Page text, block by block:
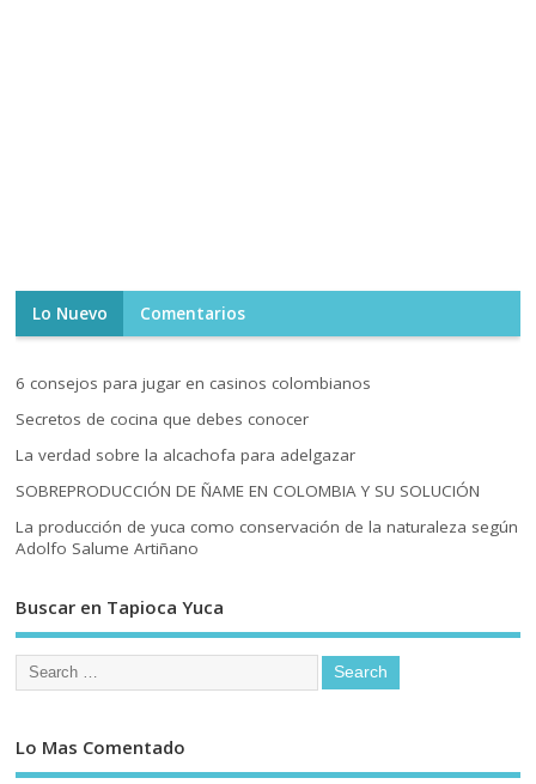
Lo Nuevo Comentarios
6 consejos para jugar en casinos colombianos
Secretos de cocina que debes conocer
La verdad sobre la alcachofa para adelgazar
SOBREPRODUCCIÓN DE ÑAME EN COLOMBIA Y SU SOLUCIÓN
La producción de yuca como conservación de la naturaleza según
Adolfo Salume Artiñano
Buscar en Tapioca Yuca
Lo Mas Comentado